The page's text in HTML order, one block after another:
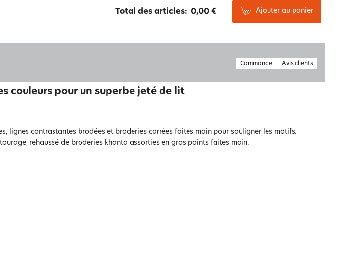
Total des articles: 0,00 € Ajouter au panier
Commande Avis clients
couleurs pour un superbe jeté de lit
lignes contrastantes brodées et broderies carrées faites main pour souligner les motifs.
rehaussé de broderies khanta assorties en gros points faites main.